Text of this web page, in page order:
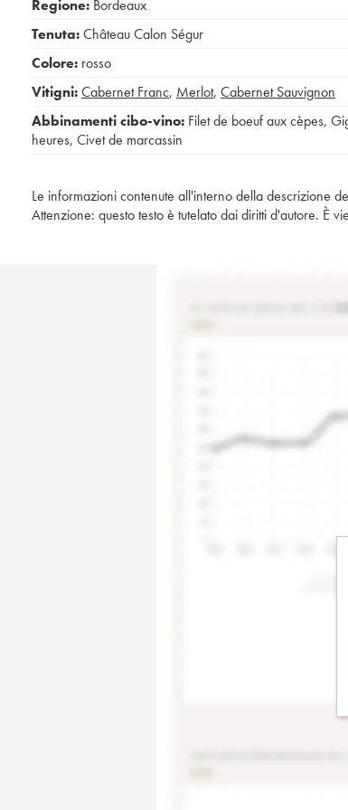
Regione: Bordeaux
Tenuta:Château Calon Ségur
Colore: rosso
Vitigni:Cabernet Franc, Merlot, Cabernet Sauvignon
Abbinamenti cibo-vino: Filet de boeuf aux cèpes,
heures, Civet de marcassin
Le informazioni contenute all'interno della descrizione
Attenzione: questo testo è tutelato dai diritti d'autore. È